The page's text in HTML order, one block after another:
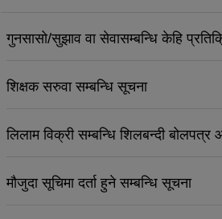
गुनसासो/सुझाव वा सेवासम्बन्धि केहि
शिक्षक सरुवा सम्बन्धि सूचना
लिलाम विक्री सम्बन्धि शिलबन्दी बोलपत्र
मौजुदा सूचिमा दर्ता हुने सम्बन्धि सूचना